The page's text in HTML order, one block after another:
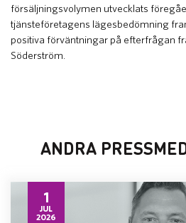
försäljningsvolymen utvecklats
tjänsteföretagens lägesbedömning
positiva förväntningar på efterfrågan
Söderström.
ANDRA
1
JUL
2026